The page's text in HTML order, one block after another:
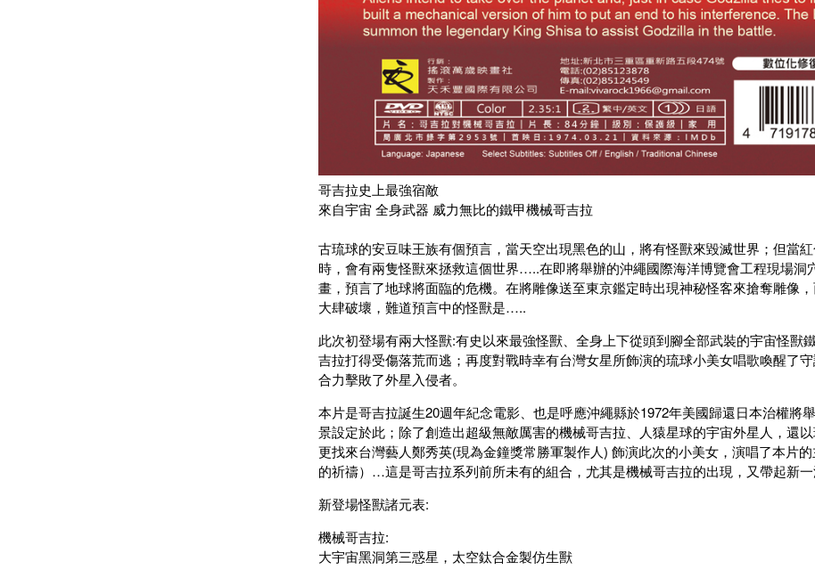
哥吉拉史上最強宿敵
來自宇宙 全身武器 威力無比的鐵甲機械哥吉拉
古琉球的安豆味王族有個預言，當天空出現黑色的山，將有怪獸來毀滅世界；但當
時，會有兩隻怪獸來拯救這個世界…..在即將舉辦的沖繩國際海洋博覽會工程現場洞
畫，預言了地球將面臨的危機。在將雕像送至東京鑑定時出現神秘怪客來搶奪雕像
大肆破壞，難道預言中的怪獸是…..
此次初登場有兩大怪獸:有史以來最強怪獸、全身上下從頭到腳全部武裝的宇宙怪獸
吉拉打得受傷落荒而逃；再度對戰時幸有台灣女星所飾演的琉球小美女唱歌喚醒了
合力擊敗了外星入侵者。
本片是哥吉拉誕生20週年紀念電影、也是呼應沖繩縣於1972年美國歸還日本治權將
景設定於此；除了創造出超級無敵厲害的機械哥吉拉、人猿星球的宇宙外星人，還
更找來台灣藝人鄭秀英(現為金鐘獎常勝軍製作人) 飾演此次的小美女，演唱了本片
的祈禱）…這是哥吉拉系列前所未有的組合，尤其是機械哥吉拉的出現，又帶起新一
新登場怪獸諸元表:
機械哥吉拉:
大宇宙黑洞第三惑星，太空鈦合金製仿生獸